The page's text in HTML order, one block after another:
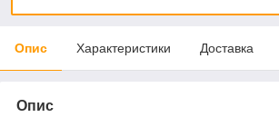
Опис Характеристики Доставка
Опис